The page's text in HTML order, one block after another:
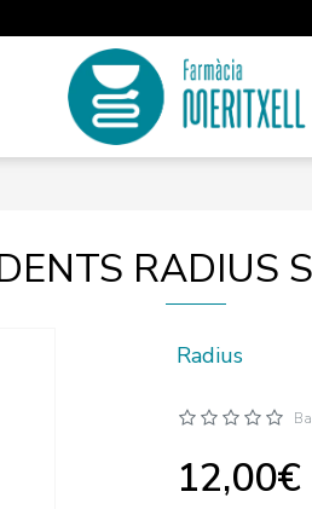
RADIUS
Radius
12,00€